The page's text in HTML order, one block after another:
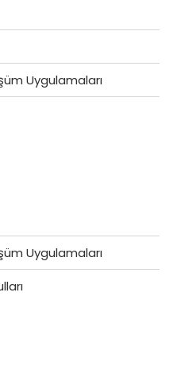
Uygulamaları
Uygulamaları